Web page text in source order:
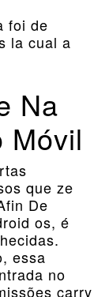
foi de
la cual a
Na
Móvil
que ze
De
os, é
essa
no
carry